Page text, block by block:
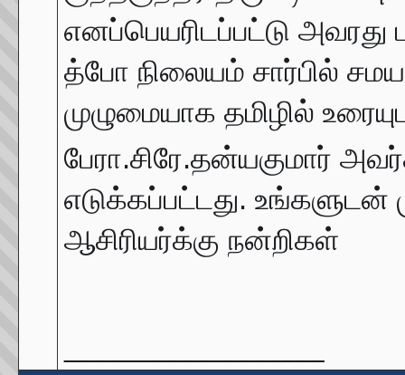
எனப்பெயரிடப்பட்டு அவரது
த்போ நிலையம் சார்பில்
முழுமையாக தமிழில்
பேரா.சிரே.தன்யகுமார்
எடுக்கப்பட்டது. உங்களுடன்
ஆசிரியர்க்கு நன்றிகள்